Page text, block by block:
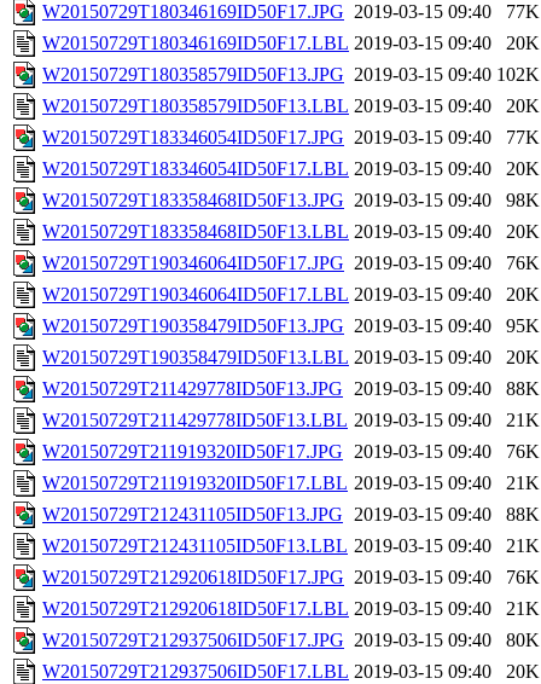
W20150729T180346169ID50F17.JPG 2019-03-15 09:40
77K
W20150729T180346169ID50F17.LBL 2019-03-15 09:40
20K
W20150729T180358579ID50F13.JPG 2019-03-15 09:40 102K
W20150729T180358579ID50F13.LBL 2019-03-15 09:40
20K
W20150729T183346054ID50F17.JPG 2019-03-15 09:40
77K
W20150729T183346054ID50F17.LBL 2019-03-15 09:40
20K
W20150729T183358468ID50F13.JPG 2019-03-15 09:40
98K
W20150729T183358468ID50F13.LBL 2019-03-15 09:40
20K
W20150729T190346064ID50F17.JPG 2019-03-15 09:40
76K
W20150729T190346064ID50F17.LBL 2019-03-15 09:40
20K
W20150729T190358479ID50F13.JPG 2019-03-15 09:40
95K
W20150729T190358479ID50F13.LBL 2019-03-15 09:40
20K
W20150729T211429778ID50F13.JPG 2019-03-15 09:40
88K
W20150729T211429778ID50F13.LBL 2019-03-15 09:40
21K
W20150729T211919320ID50F17.JPG 2019-03-15 09:40
76K
W20150729T211919320ID50F17.LBL 2019-03-15 09:40
21K
W20150729T212431105ID50F13.JPG 2019-03-15 09:40
88K
W20150729T212431105ID50F13.LBL 2019-03-15 09:40
21K
W20150729T212920618ID50F17.JPG 2019-03-15 09:40
76K
W20150729T212920618ID50F17.LBL 2019-03-15 09:40
21K
W20150729T212937506ID50F17.JPG 2019-03-15 09:40
80K
W20150729T212937506ID50F17.LBL 2019-03-15 09:40
20K